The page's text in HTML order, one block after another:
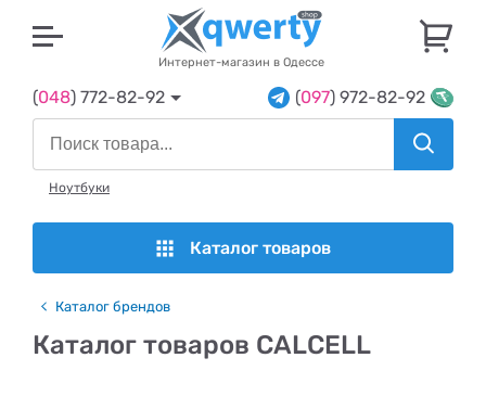
Интернет-магазин в Одессе
(048) 772-82-92 (097) 972-82-92
Ноутбуки
Каталог товаров
Каталог брендов
Каталог товаров CALCELL